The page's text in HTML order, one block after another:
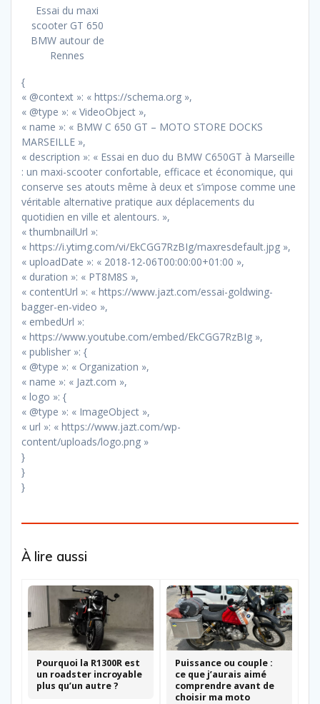
Essai du maxi
scooter GT 650
BMW autour de
Rennes
{
« @context »: « https://schema.org »,
« @type »: « VideoObject »,
« name »: « BMW C 650 GT – MOTO STORE DOCKS
MARSEILLE »,
« description »: « Essai en duo du BMW C650GT à Marseille
: un maxi-scooter confortable, efficace et économique, qui
conserve ses atouts même à deux et s’impose comme une
véritable alternative pratique aux déplacements du
quotidien en ville et alentours. »,
« thumbnailUrl »:
« https://i.ytimg.com/vi/EkCGG7RzBIg/maxresdefault.jpg »,
« uploadDate »: « 2018-12-06T00:00:00+01:00 »,
« duration »: « PT8M8S »,
« contentUrl »: « https://www.jazt.com/essai-goldwing-
bagger-en-video »,
« embedUrl »:
« https://www.youtube.com/embed/EkCGG7RzBIg »,
« publisher »: {
« @type »: « Organization »,
« name »: « Jazt.com »,
« logo »: {
« @type »: « ImageObject »,
« url »: « https://www.jazt.com/wp-
content/uploads/logo.png »
}
}
}
À lire aussi
Pourquoi la R1300R est
un roadster incroyable
plus qu’un autre ?
Puissance ou couple :
ce que j’aurais aimé
comprendre avant de
choisir ma moto